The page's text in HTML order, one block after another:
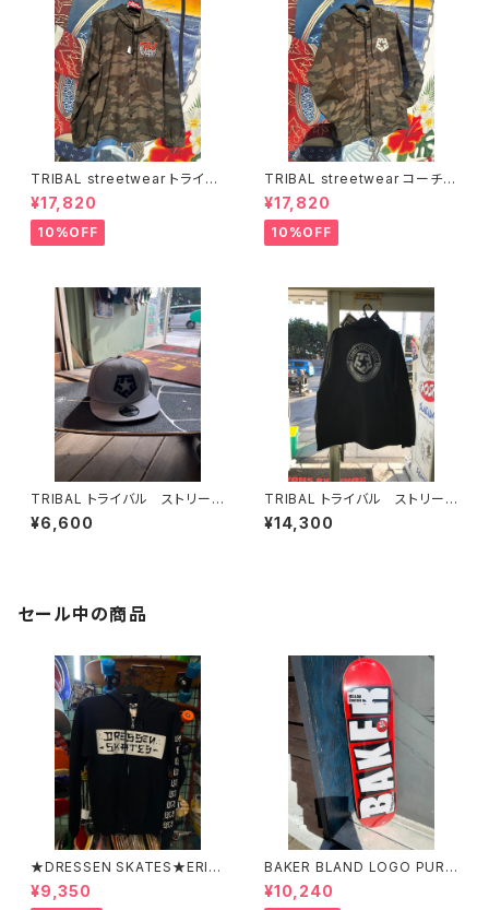
TRIBAL streetwear トライバ
ル コーチジャケット USA
¥17,820
10%OFF
TRIBAL streetwear コーチジ
ャケット トライバル
¥17,820
10%OFF
TRIBAL トライバル ストリート
ウェア スナップバックキャッ
プ USA
¥6,600
TRIBAL トライバル ストリート
ウェア コーチジャケット US
A
¥14,300
セール中の商品
★DRESSEN SKATES★ERIC
DRESSEN BLACK ZIP HOO
D PARKER ドレッセンスケーツ
¥9,350
BAKER BLAND LOGO PURP
LE DECK 8.0 ベイカー ブラ
ンド ロゴ パープル デッ
¥10,240